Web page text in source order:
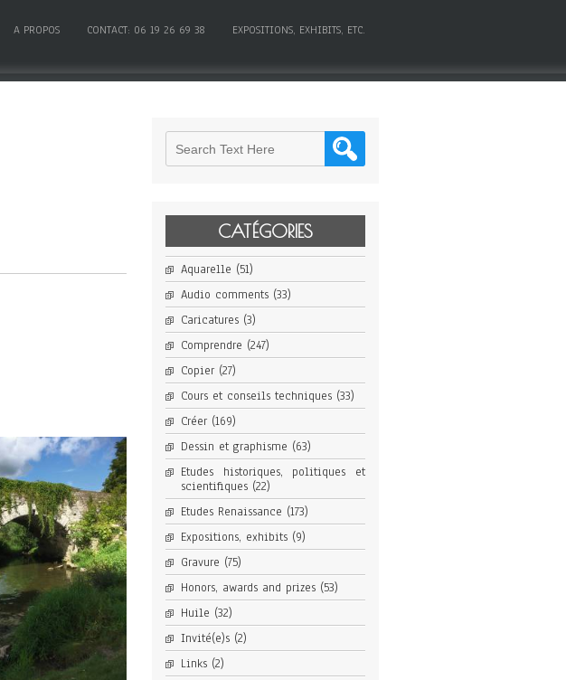
A PROPOS CONTACT: 06 19 26 69 38 EXPOSITIONS, EXHIBITS, ETC.
CATÉGORIES
Aquarelle (51)
Audio comments(33)
Caricatures(3)
Comprendre (247)
Copier(27)
Cours et conseils techniques(33)
Créer(169)
Dessin et graphisme (63)
Etudes historiques, politiques et
scientifiques(22)
Etudes Renaissance (173)
Expositions, exhibits(9)
Gravure (75)
Honors, awards and prizes(53)
Huile (32)
Invité(e)s(2)
Links(2)